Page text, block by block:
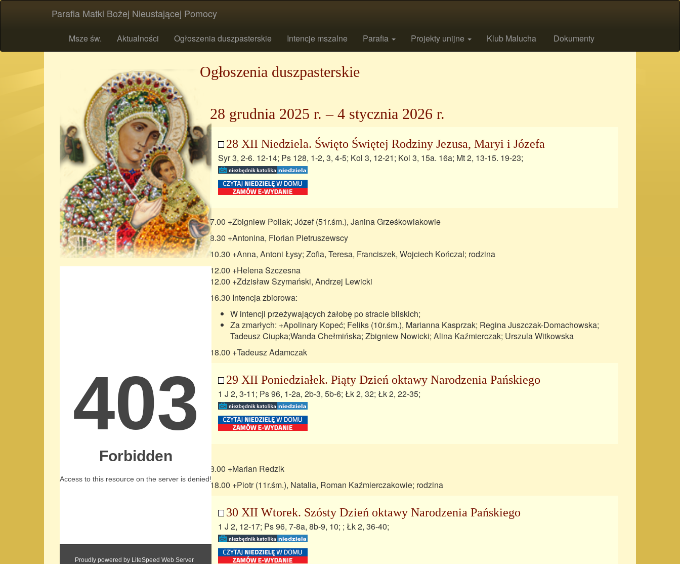
Parafia Matki Bożej Nieustającej Pomocy
Msze św. Aktualności Ogłoszenia duszpasterskie Intencje mszalne Parafia Projekty unijne Klub Malucha Dokumenty
Ogłoszenia duszpasterskie
28 grudnia 2025 r. – 4 stycznia 2026 r.
28 XII Niedziela. Święto Świętej Rodziny Jezusa, Maryi i Józefa
Syr 3, 2-6. 12-14; Ps 128, 1-2, 3, 4-5; Kol 3, 12-21; Kol 3, 15a. 16a; Mt 2, 13-15. 19-23;
7.00 +Zbigniew Pollak; Józef (51r.śm.), Janina Grześkowiakowie
8.30 +Antonina, Florian Pietruszewscy
10.30 +Anna, Antoni Łysy; Zofia, Teresa, Franciszek, Wojciech Kończal; rodzina
12.00 +Helena Szczesna
12.00 +Zdzisław Szymański, Andrzej Lewicki
16.30 Intencja zbiorowa:
W intencji przeżywających żałobę po stracie bliskich;
Za zmarłych: +Apolinary Kopeć; Feliks (10r.śm.), Marianna Kasprzak; Regina Juszczak-Domachowska;
Tadeusz Ciupka;Wanda Chełmińska; Zbigniew Nowicki; Alina Kaźmierczak; Urszula Witkowska
18.00 +Tadeusz Adamczak
29 XII Poniedziałek. Piąty Dzień oktawy Narodzenia Pańskiego
1 J 2, 3-11; Ps 96, 1-2a, 2b-3, 5b-6; Łk 2, 32; Łk 2, 22-35;
8.00 +Marian Redzik
18.00 +Piotr (11r.śm.), Natalia, Roman Kaźmierczakowie; rodzina
30 XII Wtorek. Szósty Dzień oktawy Narodzenia Pańskiego
1 J 2, 12-17; Ps 96, 7-8a, 8b-9, 10; ; Łk 2, 36-40;